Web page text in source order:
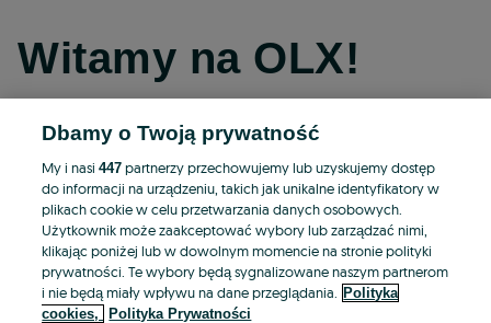
Witamy na OLX!
Kontynuuj przez Facebooka
Kontynuuj przez konto Apple
Kontynuuj przez konto Google
Dbamy o Twoją prywatność
My i nasi447 partnerzy przechowujemy lub uzyskujemy dostęp
do informacji na urządzeniu, takich jak unikalne identyfikatory w
plikach cookie w celu przetwarzania danych osobowych.
Użytkownik może zaakceptować wybory lub zarządzać nimi,
klikając poniżej lub w dowolnym momencie na stronie polityki
prywatności. Te wybory będą sygnalizowane naszym partnerom
i nie będą miały wpływu na dane przeglądania.
Polityka
cookies,
Polityka Prywatności